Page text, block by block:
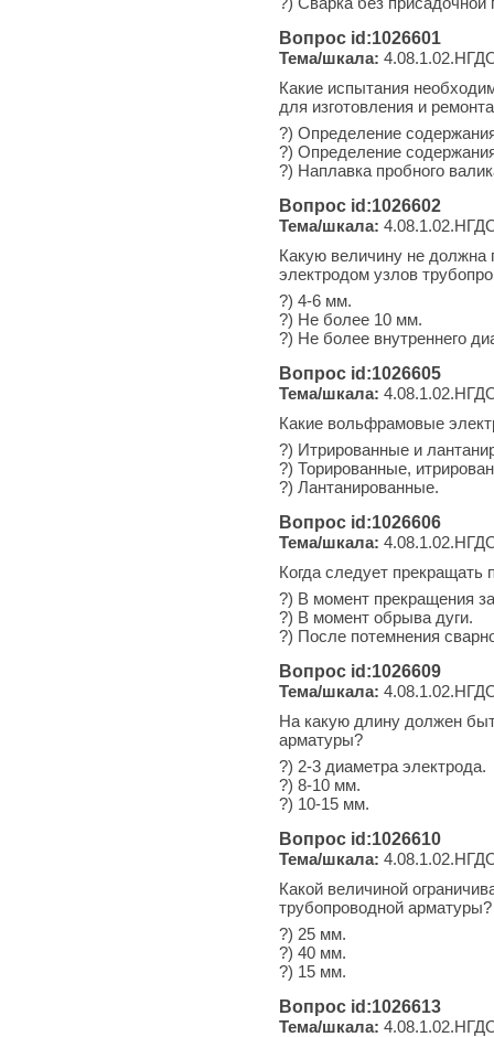
Вопрос id:1026601
Тема/шкала:
Какие испытания
для изготовления и
?) Определение
?) Определение
?) Наплавка пробного
Вопрос id:1026602
Тема/шкала:
Какую величину не должна
электродом узлов
?) 4-6 мм.
?) Не более 10 мм.
?) Не более внутреннего
Вопрос id:1026605
Тема/шкала:
Какие вольфрамовые
?) Итрированные и
?) Торированные,
?) Лантанированные.
Вопрос id:1026606
Тема/шкала:
Когда следует прекращать
?) В момент прекращения
?) В момент обрыва дуги.
?) После потемнения
Вопрос id:1026609
Тема/шкала:
На какую длину должен
арматуры?
?) 2-3 диаметра электрода.
?) 8-10 мм.
?) 10-15 мм.
Вопрос id:1026610
Тема/шкала:
Какой величиной
трубопроводной арматуры?
?) 25 мм.
?) 40 мм.
?) 15 мм.
Вопрос id:1026613
Тема/шкала: